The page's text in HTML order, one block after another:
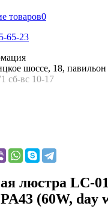
товаров0
65-23
шоссе, 18,
сб-вс 10-17
люстра LC-
(60W, day